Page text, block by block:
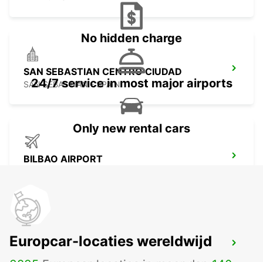
SAN SEBASTIAN CENTRO CIUDAD
SAN SEBASTIAN - SPAIN
BILBAO AIRPORT
BURGOS ESTACION DE TREN
BURGOS - SPAIN
No hidden charge
24/7 service in most major airports
Only new rental cars
Europcar-locaties wereldwijd